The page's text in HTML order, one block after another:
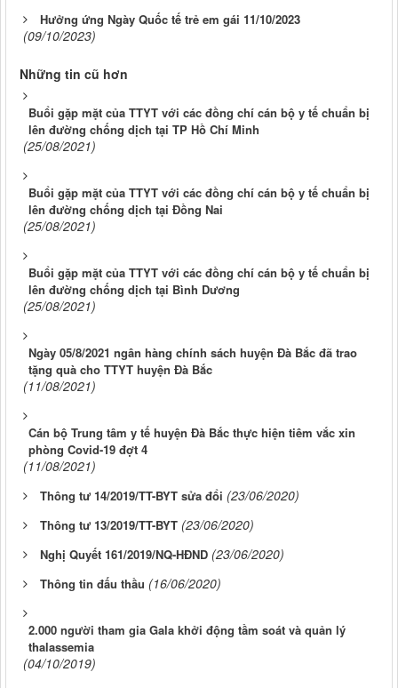
Hưởng ứng Ngày Quốc tế trẻ em gái 11/10/2023
(09/10/2023)
Những tin cũ hơn
Buổi gặp mặt của TTYT với các đồng chí cán bộ y tế chuẩn bị
lên đường chống dịch tại TP Hồ Chí Minh
(25/08/2021)
Buổi gặp mặt của TTYT với các đồng chí cán bộ y tế chuẩn bị
lên đường chống dịch tại Đồng Nai
(25/08/2021)
Buổi gặp mặt của TTYT với các đồng chí cán bộ y tế chuẩn bị
lên đường chống dịch tại Bình Dương
(25/08/2021)
Ngày 05/8/2021 ngân hàng chính sách huyện Đà Bắc đã trao
tặng quà cho TTYT huyện Đà Bắc
(11/08/2021)
Cán bộ Trung tâm y tế huyện Đà Bắc thực hiện tiêm vắc xin
phòng Covid-19 đợt 4
(11/08/2021)
Thông tư 14/2019/TT-BYT sửa đổi (23/06/2020)
Thông tư 13/2019/TT-BYT (23/06/2020)
Nghị Quyết 161/2019/NQ-HĐND (23/06/2020)
Thông tin đấu thầu (16/06/2020)
2.000 người tham gia Gala khởi động tầm soát và quản lý
thalassemia
(04/10/2019)